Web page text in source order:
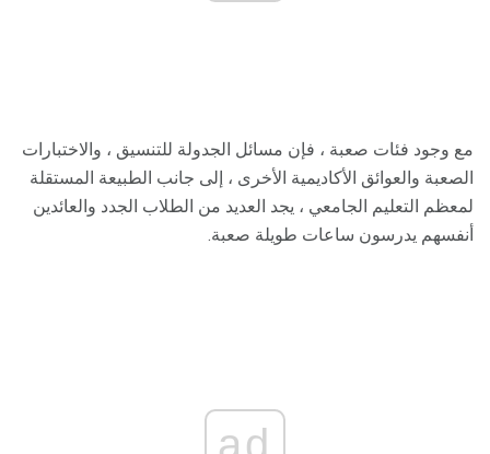
مع وجود فئات صعبة ، فإن مسائل الجدولة للتنسيق ، والاختبارات
الصعبة والعوائق الأكاديمية الأخرى ، إلى جانب الطبيعة المستقلة
لمعظم التعليم الجامعي ، يجد العديد من الطلاب الجدد والعائدين
أنفسهم يدرسون ساعات طويلة صعبة.
ad